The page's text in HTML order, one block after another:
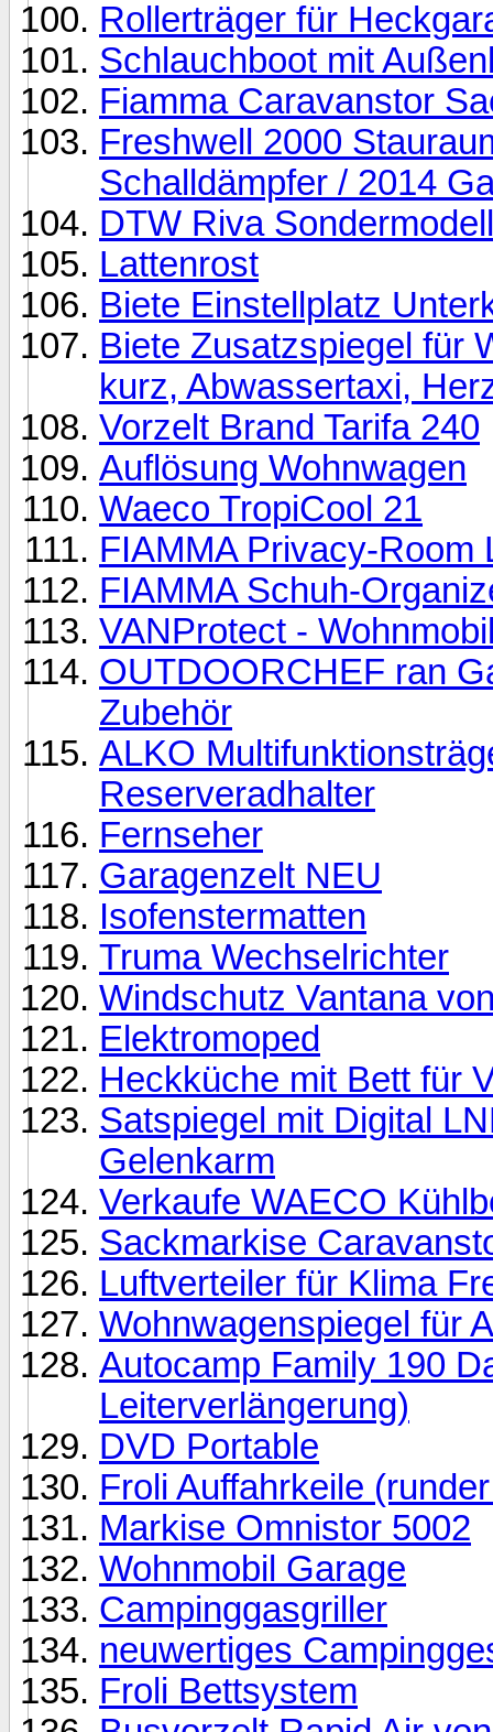
Rollerträger für
Schlauchboot mit
Fiamma Caravanstor
Freshwell 2000
Schalldämpfer / 2014
DTW Riva Sondermodell
Lattenrost
Biete Einstellplatz
Biete Zusatzspiegel für
kurz, Abwassertaxi,
Vorzelt Brand Tarifa 240
Auflösung Wohnwagen
Waeco TropiCool 21
FIAMMA Privacy-Room
FIAMMA Schuh-
VANProtect -
OUTDOORCHEF ran
Zubehör
ALKO
Reserveradhalter
Fernseher
Garagenzelt NEU
Isofenstermatten
Truma Wechselrichter
Windschutz Vantana
Elektromoped
Heckküche mit Bett für
Satspiegel mit Digital
Gelenkarm
Verkaufe WAECO
Sackmarkise
Luftverteiler für Klima
Wohnwagenspiegel für
Autocamp Family 190
Leiterverlängerung)
DVD Portable
Froli Auffahrkeile
Markise Omnistor 5002
Wohnmobil Garage
Campinggasgriller
neuwertiges
Froli Bettsystem